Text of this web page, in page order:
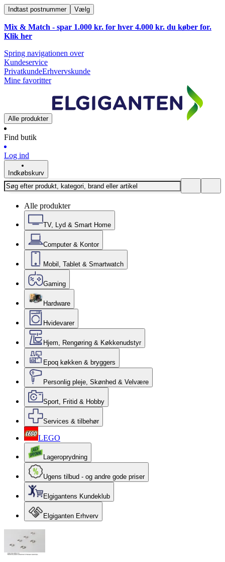
Indtast postnummer Vælg
Mix & Match - spar 1.000 kr. for hver 4.000 kr. du køber for.
Klik her
Spring navigationen over
Kundeservice
PrivatkundeErhvervskunde
Mine favoritter
Alle produkter
Find butik
Log ind
Indkøbskurv
Alle produkter
TV, Lyd & Smart Home
Computer & Kontor
Mobil, Tablet & Smartwatch
Gaming
Hardware
Hvidevarer
Hjem, Rengøring & Køkkenudstyr
Epoq køkken & bryggers
Personlig pleje, Skønhed & Velvære
Sport, Fritid & Hobby
Services & tilbehør
LEGO
Lageroprydning
Ugens tilbud - og andre gode priser
Elgigantens Kundeklub
Elgiganten Erhverv